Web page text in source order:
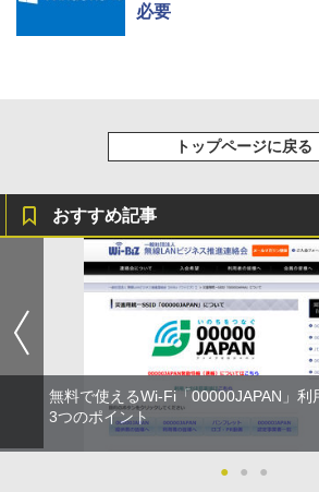
必要
トップページに戻る
おすすめ記事
無料で使えるWi-Fi「00000JAPAN」利
3つのポイント
● ● ●